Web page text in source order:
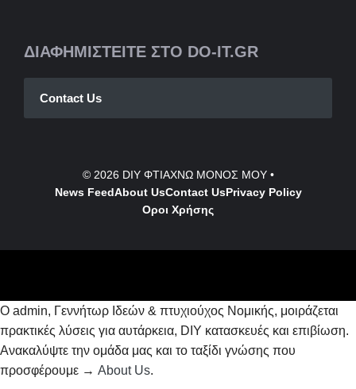
ΔΙΑΦΗΜΙΣΤΕΙΤΕ ΣΤΟ DO-IT.GR
Contact Us
© 2026 DIY ΦΤΙΑΧΝΩ ΜΟΝΟΣ ΜΟΥ•
News FeedAbout UsContactUsPrivacy Policy
Οροι Χρήσης
Ο admin, Γεννήτωρ Ιδεών & πτυχιούχος Νομικής, μοιράζεται
πρακτικές λύσεις για αυτάρκεια, DIY κατασκευές και επιβίωση.
Ανακαλύψτε την ομάδα μας και το ταξίδι γνώσης που
προσφέρουμε → About Us.